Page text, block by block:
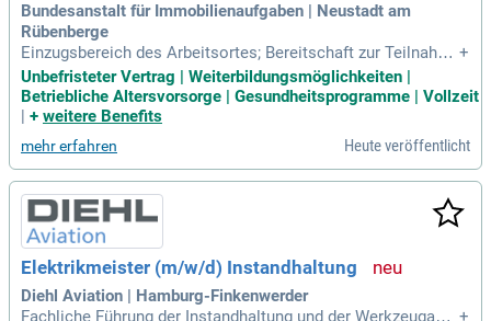
Bundesanstalt für Immobilienaufgaben | Neustadt am
Rübenberge
Einzugsbereich des Arbeitsortes; Bereitschaft zur Teilnahm
e an ein- und mehrtägigen Fortbildungsveranstaltungen im g
esamten Bundesgebiet; Bereitschaft zur Sicherheitsüberprüf
ung gem.
+
Unbefristeter Vertrag | Weiterbildungsmöglichkeiten |
Betriebliche Altersvorsorge | Gesundheitsprogramme | Vollzeit
| + weitere Benefits
mehr erfahren Heute veröffentlicht
Elektrikmeister (m/w/d) Instandhaltung
Diehl Aviation | Hamburg-Finkenwerder